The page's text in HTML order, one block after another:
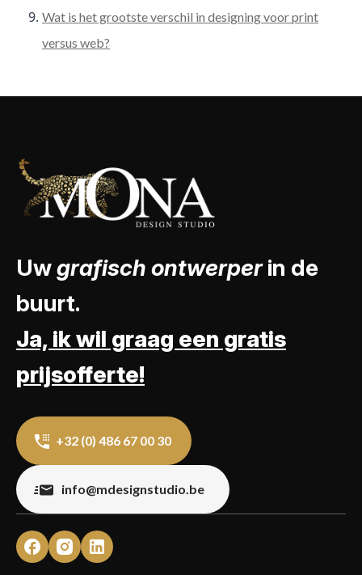
Wat is het grootste verschil in designing voor print
versus web?
Uwgrafisch ontwerperin de
buurt.
Ja, ik wil graag een gratis
prijsofferte!
+32 (0) 486 67 00 30
info@mdesignstudio.be